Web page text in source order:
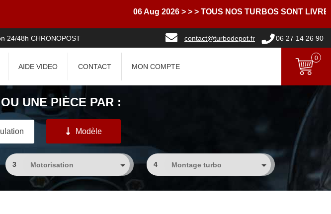
06 Aug 2026 > > > TOUS NOS TURBOS SONT LIVRES
24/48h CHRONOPOST contact@turbodepot.fr 06 27 14 26 90
AIDE VIDEO CONTACT MON COMPTE
0
UNE PIÈCE PAR :
Modèle
3 4